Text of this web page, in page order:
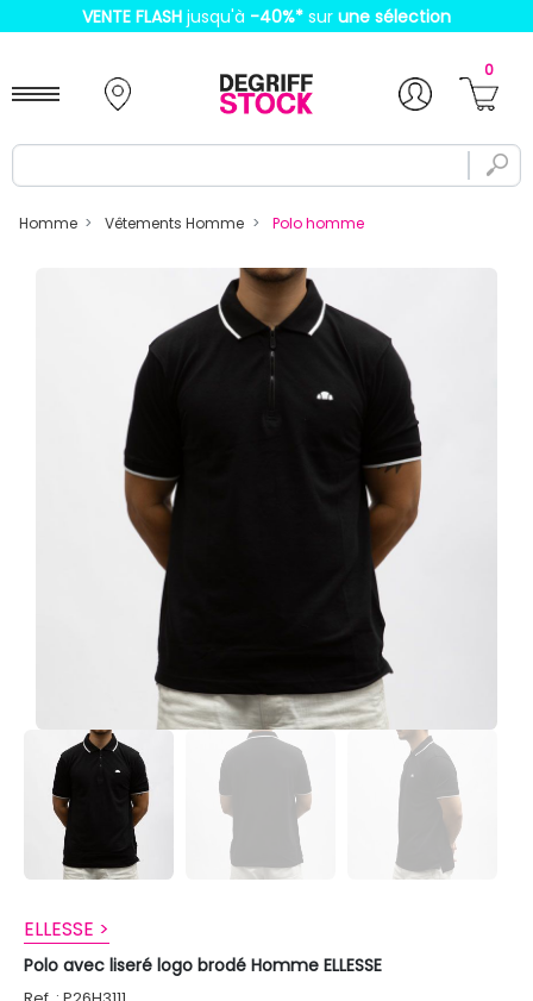
VENTE FLASH jusqu'à -40%* sur une sélection
0
Homme Vêtements Homme Polo homme
ELLESSE >
Polo avec liseré logo brodé Homme ELLESSE